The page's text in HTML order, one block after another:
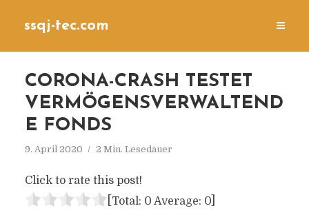
ssqj-tec.com
CORONA-CRASH TESTET
VERMÖGENSVERWALTEND
E FONDS
9. April 2020 2 Min. Lesedauer
Click to rate this post!
[Total: 0 Average: 0]